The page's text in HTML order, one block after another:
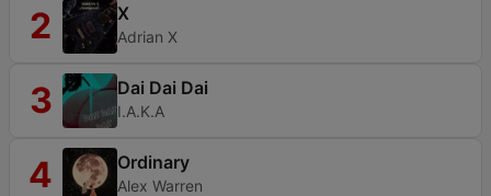
2 X
Adrian X
3 Dai Dai Dai
I.A.K.A
4 Ordinary
Alex Warren